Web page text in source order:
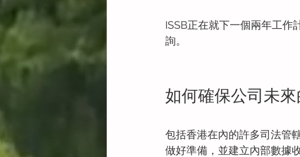
ISSB正在就下一個兩年工作
詢。
如何確保公司未來
包括香港在內的許多司法管
做好準備，並建立內部數據